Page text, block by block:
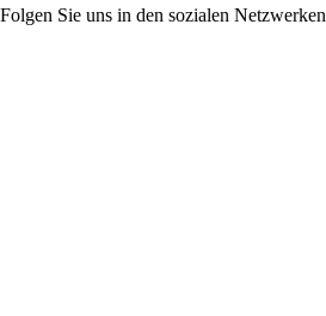
Folgen Sie uns in den sozialen Netzwerken